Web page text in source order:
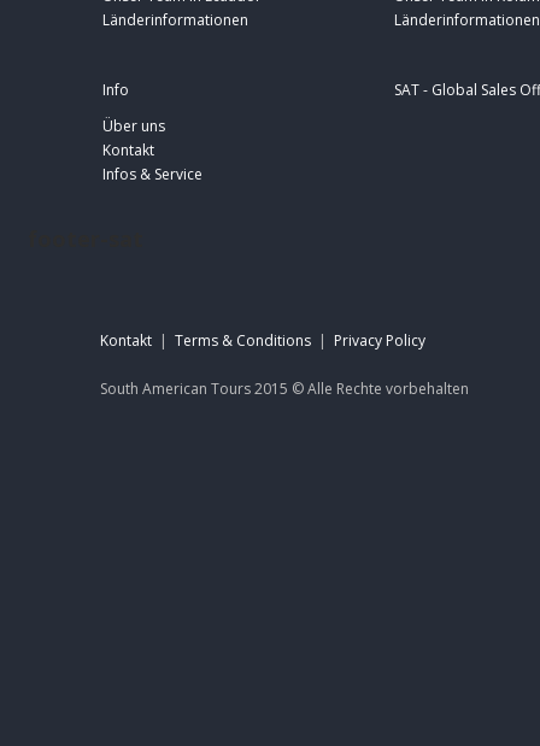
Länderinformationen
Länderinformationen
Info
Über uns
Kontakt
Infos & Service
SAT - Global Sales
Kontakt | Terms & Conditions | Privacy Policy
South American Tours 2015 ©Alle Rechte vorbehalten